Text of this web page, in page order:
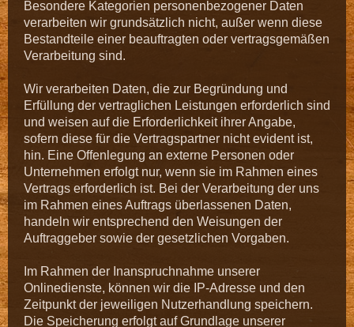
Besondere Kategorien personenbezogener Daten
verarbeiten wir grundsätzlich nicht, außer wenn diese
Bestandteile einer beauftragten oder vertragsgemäßen
Verarbeitung sind.
Wir verarbeiten Daten, die zur Begründung und
Erfüllung der vertraglichen Leistungen erforderlich sind
und weisen auf die Erforderlichkeit ihrer Angabe,
sofern diese für die Vertragspartner nicht evident ist,
hin. Eine Offenlegung an externe Personen oder
Unternehmen erfolgt nur, wenn sie im Rahmen eines
Vertrags erforderlich ist. Bei der Verarbeitung der uns
im Rahmen eines Auftrags überlassenen Daten,
handeln wir entsprechend den Weisungen der
Auftraggeber sowie der gesetzlichen Vorgaben.
Im Rahmen der Inanspruchnahme unserer
Onlinedienste, können wir die IP-Adresse und den
Zeitpunkt der jeweiligen Nutzerhandlung speichern.
Die Speicherung erfolgt auf Grundlage unserer